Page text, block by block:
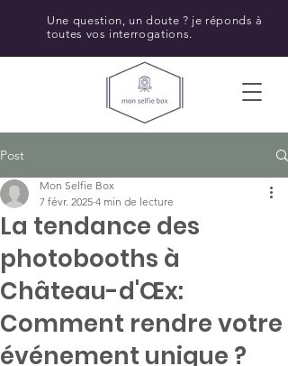
Une question, un doute ? je réponds à
toutes vos interrogations.
Post
La tendance des
photobooths à
Château-d'Œx:
Comment rendre votre
événement unique ?
Mon Selfie Box
7 févr. 2025 4 min de lecture